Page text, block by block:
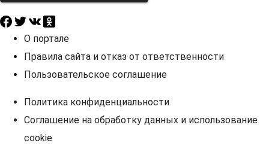
О портале
Правила сайта и отказ от ответственности
Пользовательское соглашение
Политика конфиденциальности
Соглашение на обработку данных и использование
cookie